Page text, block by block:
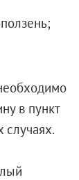
в пункт
случаях.